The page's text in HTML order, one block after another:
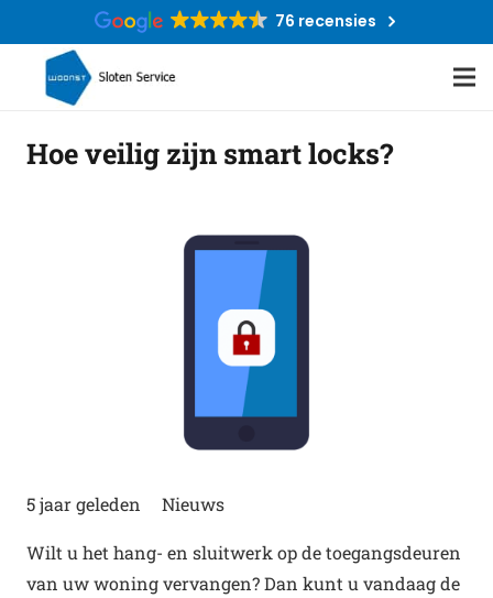
76 recensies
Hoe veilig zijn smart locks?
5 jaar geleden Nieuws
Wilt u het hang- en sluitwerk op de toegangsdeuren
van uw woning vervangen? Dan kunt u vandaag de